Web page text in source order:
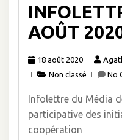
AOÛT
18 août 2020
Non classé
No
Infolettre du Média
participative des
coopération